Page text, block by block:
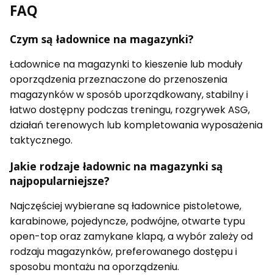
FAQ
Czym są ładownice na magazynki?
Ładownice na magazynki to kieszenie lub moduły
oporządzenia przeznaczone do przenoszenia
magazynków w sposób uporządkowany, stabilny i
łatwo dostępny podczas treningu, rozgrywek ASG,
działań terenowych lub kompletowania wyposażenia
taktycznego.
Jakie rodzaje ładownic na magazynki są
najpopularniejsze?
Najczęściej wybierane są ładownice pistoletowe,
karabinowe, pojedyncze, podwójne, otwarte typu
open-top oraz zamykane klapą, a wybór zależy od
rodzaju magazynków, preferowanego dostępu i
sposobu montażu na oporządzeniu.